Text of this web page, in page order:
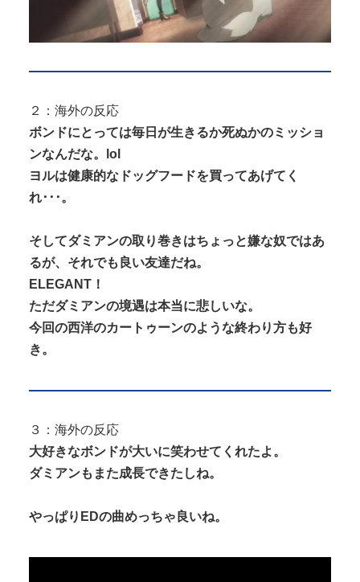
２：海外の反応
ボンドにとっては毎日が生きるか死ぬかのミッショ
ンなんだな。lol
ヨルは健康的なドッグフードを買ってあげてく
れ･･･。
そしてダミアンの取り巻きはちょっと嫌な奴ではあ
るが、それでも良い友達だね。
ELEGANT！
ただダミアンの境遇は本当に悲しいな。
今回の西洋のカートゥーンのような終わり方も好
き。
３：海外の反応
大好きなボンドが大いに笑わせてくれたよ。
ダミアンもまた成長できたしね。
やっぱりEDの曲めっちゃ良いね。